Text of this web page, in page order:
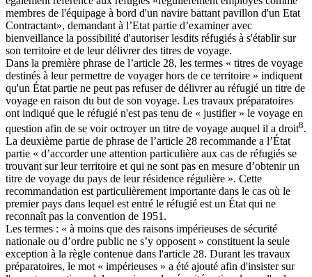
membres de l'équipage à bord d'un navire battant pavillon d'un Etat
Contractant», demandant à l’Etat partie d’examiner avec
bienveillance la possibilité d'autoriser lesdits réfugiés à s'établir sur
son territoire et de leur délivrer des titres de voyage.
Dans la première phrase de l’article 28, les termes « titres de voyage
destinés à leur permettre de voyager hors de ce territoire » indiquent
qu'un État partie ne peut pas refuser de délivrer au réfugié un titre de
voyage en raison du but de son voyage. Les travaux préparatoires
ont indiqué que le réfugié n'est pas tenu de « justifier » le voyage en
question afin de se voir octroyer un titre de voyage auquel il a droit8.
La deuxième partie de phrase de l’article 28 recommande a l’État
partie « d’accorder une attention particulière aux cas de réfugiés se
trouvant sur leur territoire et qui ne sont pas en mesure d’obtenir un
titre de voyage du pays de leur résidence régulière ». Cette
recommandation est particulièrement importante dans le cas où le
premier pays dans lequel est entré le réfugié est un État qui ne
reconnaît pas la convention de 1951.
Les termes : « à moins que des raisons impérieuses de sécurité
nationale ou d’ordre public ne s’y opposent » constituent la seule
exception à la règle contenue dans l'article 28. Durant les travaux
préparatoires, le mot « impérieuses » a été ajouté afin d'insister sur